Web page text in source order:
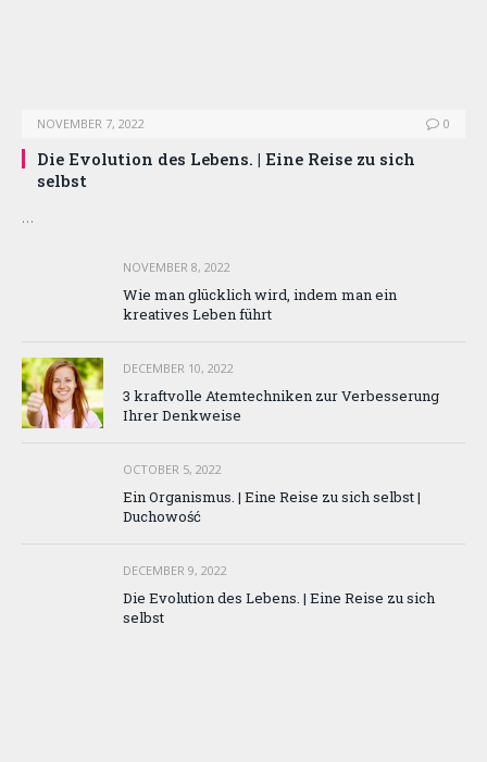
NOVEMBER 7, 2022 0
Die Evolution des Lebens. | Eine Reise zu sich
selbst
…
NOVEMBER 8, 2022
Wie man glücklich wird, indem man ein
kreatives Leben führt
DECEMBER 10, 2022
3 kraftvolle Atemtechniken zur Verbesserung
Ihrer Denkweise
OCTOBER 5, 2022
Ein Organismus. | Eine Reise zu sich selbst |
Duchowość
DECEMBER 9, 2022
Die Evolution des Lebens. | Eine Reise zu sich
selbst